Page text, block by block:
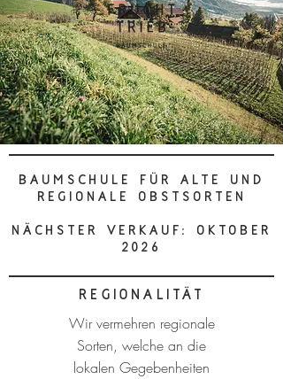
Baumschule für alte und
regionale Obstsorten
Nächster Verkauf: Oktober
2026
Regionalität
Wir vermehren regionale
Sorten, welche an die
lokalen Gegebenheiten